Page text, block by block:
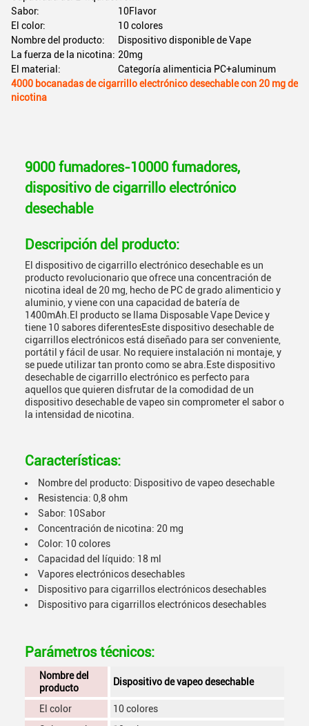
Sabor:
10Flavor
El color:
10 colores
Nombre del producto:
Dispositivo disponible de Vape
La fuerza de la nicotina: 20mg
El material:
Categoría alimenticia PC+aluminum
4000 bocanadas de cigarrillo electrónico desechable con 20 mg de
nicotina
9000 fumadores-10000 fumadores,
dispositivo de cigarrillo electrónico
desechable
Descripción del producto:
El dispositivo de cigarrillo electrónico desechable es un
producto revolucionario que ofrece una concentración de
nicotina ideal de 20 mg, hecho de PC de grado alimenticio y
aluminio, y viene con una capacidad de batería de
1400mAh.El producto se llama Disposable Vape Device y
tiene 10 sabores diferentesEste dispositivo desechable de
cigarrillos electrónicos está diseñado para ser conveniente,
portátil y fácil de usar. No requiere instalación ni montaje, y
se puede utilizar tan pronto como se abra.Este dispositivo
desechable de cigarrillo electrónico es perfecto para
aquellos que quieren disfrutar de la comodidad de un
dispositivo desechable de vapeo sin comprometer el sabor o
la intensidad de nicotina.
Características:
Nombre del producto: Dispositivo de vapeo desechable
Resistencia: 0,8 ohm
Sabor: 10Sabor
Concentración de nicotina: 20 mg
Color: 10 colores
Capacidad del líquido: 18 ml
Vapores electrónicos desechables
Dispositivo para cigarrillos electrónicos desechables
Dispositivo para cigarrillos electrónicos desechables
Parámetros técnicos:
Nombre del
producto
Dispositivo de vapeo desechable
El color
10 colores